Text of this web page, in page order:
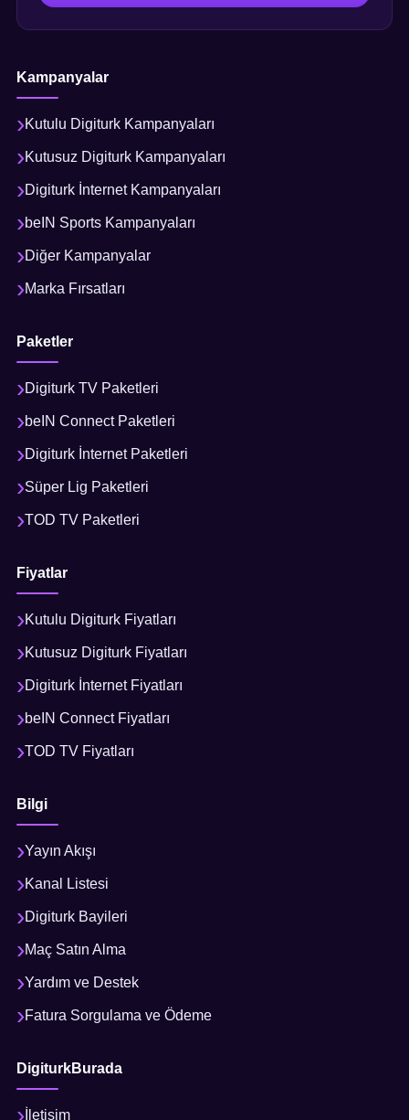
Kampanyalar
Kutulu Digiturk Kampanyaları
Kutusuz Digiturk Kampanyaları
Digiturk İnternet Kampanyaları
beIN Sports Kampanyaları
Diğer Kampanyalar
Marka Fırsatları
Paketler
Digiturk TV Paketleri
beIN Connect Paketleri
Digiturk İnternet Paketleri
Süper Lig Paketleri
TOD TV Paketleri
Fiyatlar
Kutulu Digiturk Fiyatları
Kutusuz Digiturk Fiyatları
Digiturk İnternet Fiyatları
beIN Connect Fiyatları
TOD TV Fiyatları
Bilgi
Yayın Akışı
Kanal Listesi
Digiturk Bayileri
Maç Satın Alma
Yardım ve Destek
Fatura Sorgulama ve Ödeme
DigiturkBurada
İletişim